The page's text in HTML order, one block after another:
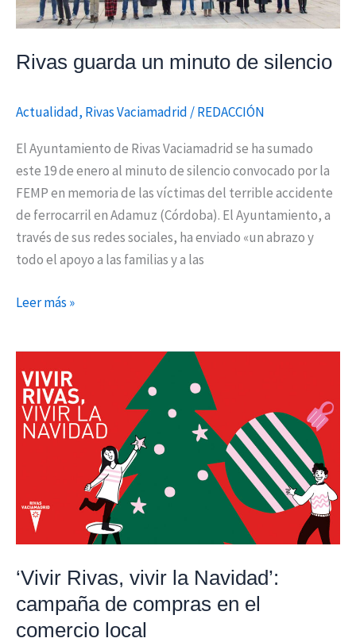
Rivas guarda un minuto de silencio
Actualidad, Rivas Vaciamadrid /REDACCIÓN
El Ayuntamiento de Rivas Vaciamadrid se ha sumado
este 19 de enero al minuto de silencio convocado por la
FEMP en memoria de las víctimas del terrible accidente
de ferrocarril en Adamuz (Córdoba). El Ayuntamiento, a
través de sus redes sociales, ha enviado «un abrazo y
todo el apoyo a las familias y a las
Leer más »
‘Vivir Rivas, vivir la Navidad’:
campaña de compras en el
comercio local
Rivas,
vivir
la
compras
comercio
local